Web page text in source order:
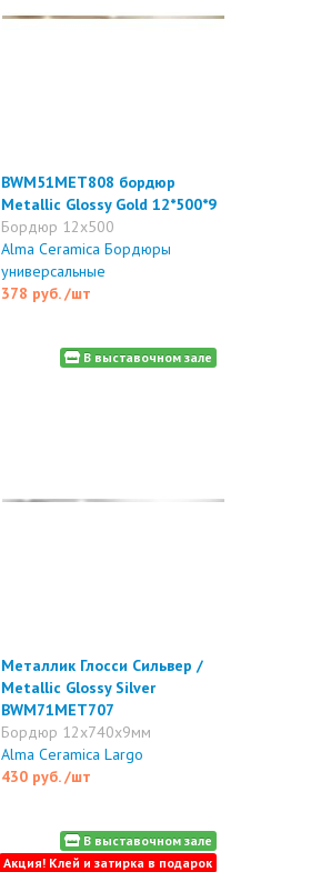
BWM51MET808 бордюр
Metallic Glossy Gold 12*500*9
Бордюр 12x500
Alma Ceramica Бордюры
универсальные
378 руб./шт
В выставочном зале
Металлик Глосси Сильвер /
Metallic Glossy Silver
BWM71MET707
Бордюр 12x740x9мм
Alma Ceramica Largo
430 руб./шт
В выставочном зале
Акция! Клей и затирка в подарок